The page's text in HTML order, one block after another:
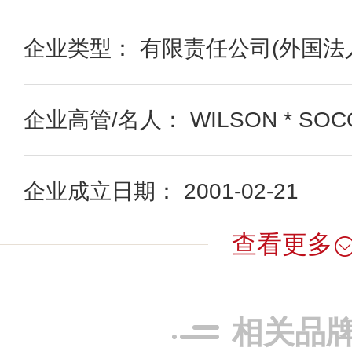
企业类型： 有限责任公司(外国法
企业高管/名人： WILSON *
企业成立日期： 2001-02-21
查看更多
相关品